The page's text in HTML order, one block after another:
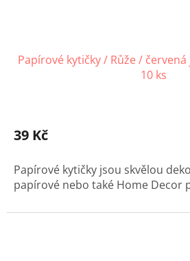
Papírové kytičky / Růže /
10 ks
39 Kč
Papírové kytičky jsou skvělou
papírové nebo také Home Decor